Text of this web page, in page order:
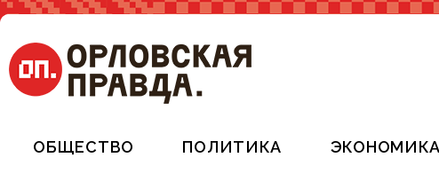
ОБЩЕСТВО ПОЛИТИКА ЭКОНОМИКА